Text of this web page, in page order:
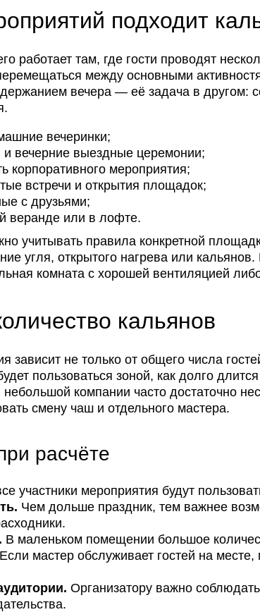
подходит
работает там, где гости проводят
между основными
вечера — её задача в другом:
вечеринки;
вечерние выездные церемонии;
корпоративного мероприятия;
встречи и открытия площадок;
с друзьями;
веранде или в лофте.
учитывать правила конкретной
угля, открытого нагрева или
комната с хорошей вентиляцией
кальянов
зависит не только от общего числа
пользоваться зоной, как долго
компании часто достаточно
смену чаш и отдельного мастера.
расчёте
участники мероприятия будут
Чем дольше праздник, тем важнее
В маленьком помещении большое
Если мастер обслуживает гостей на месте,
Организатору важно